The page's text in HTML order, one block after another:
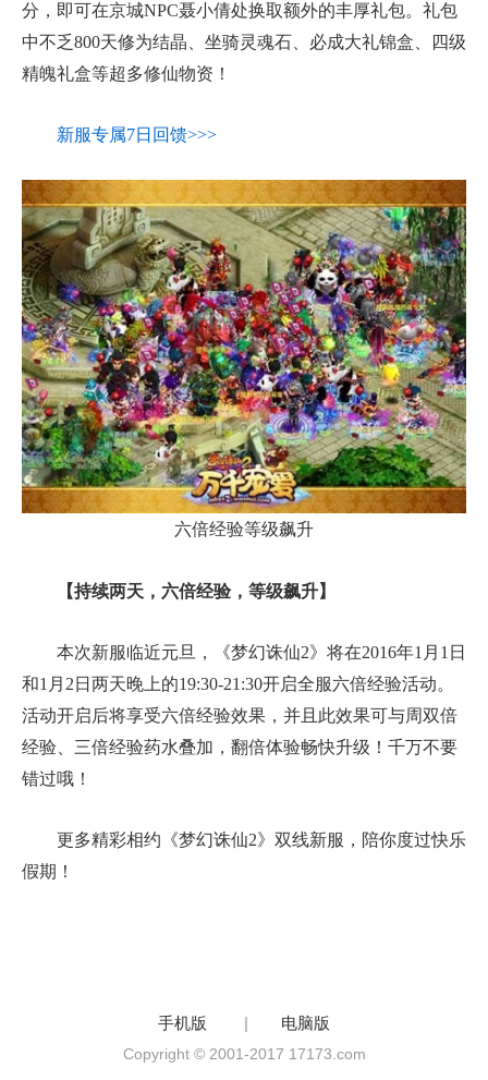
分，即可在京城NPC聂小倩处换取额外的丰厚礼包。礼包
中不乏800天修为结晶、坐骑灵魂石、必成大礼锦盒、四级
精魄礼盒等超多修仙物资！
新服专属7日回馈>>>
六倍经验等级飙升
【持续两天，六倍经验，等级飙升】
本次新服临近元旦，《梦幻诛仙2》将在2016年1月1日
和1月2日两天晚上的19:30-21:30开启全服六倍经验活动。
活动开启后将享受六倍经验效果，并且此效果可与周双倍
经验、三倍经验药水叠加，翻倍体验畅快升级！千万不要
错过哦！
更多精彩相约《梦幻诛仙2》双线新服，陪你度过快乐
假期！
手机版 | 电脑版
Copyright © 2001-2017 17173.com